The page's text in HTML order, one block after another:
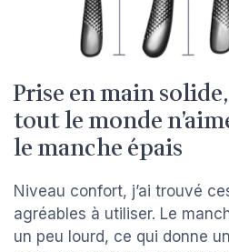
Prise en main
tout le monde
le manche épais
Niveau confort, j’ai trouvé
agréables à utiliser. Le
un peu lourd, ce qui donne